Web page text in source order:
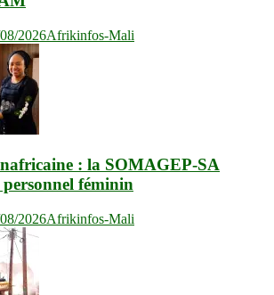
2026Afrikinfos-Mali
: la SOMAGEP-SA
féminin
2026Afrikinfos-Mali